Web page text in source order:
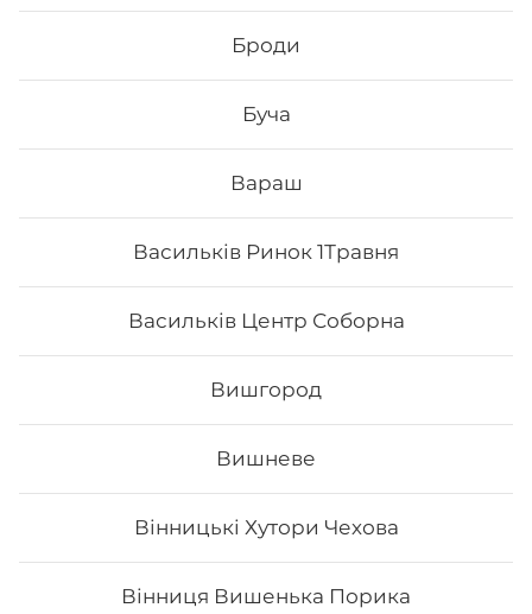
Броди
Буча
Вараш
Васильків Ринок 1Травня
Васильків Центр Соборна
Вишгород
Вишневе
Вінницькі Хутори Чехова
Вінниця Вишенька Порика
Філадельфія з авокадо Філадельфія з тунцем 0,5
Вага: 960 г Склад: макі філа, філадельфія класік з